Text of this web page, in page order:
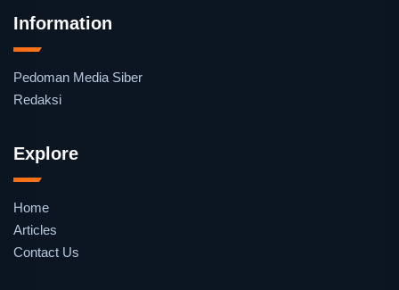
Information
Pedoman Media Siber
Redaksi
Explore
Home
Articles
Contact Us